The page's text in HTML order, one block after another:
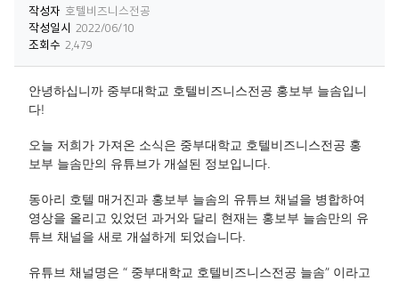
작성자 호텔비즈니스전공
작성일시 2022/06/10
조회수 2,479
안녕하십니까 중부대학교 호텔비즈니스전공 홍보부 늘솜입니
다!
오늘 저희가 가져온 소식은 중부대학교 호텔비즈니스전공 홍
보부 늘솜만의 유튜브가 개설된 정보입니다.
동아리 호텔 매거진과 홍보부 늘솜의 유튜브 채널을 병합하여
영상을 올리고 있었던 과거와 달리 현재는 홍보부 늘솜만의 유
튜브 채널을 새로 개설하게 되었습니다.
유튜브 채널명은 “ 중부대학교 호텔비즈니스전공 늘솜” 이라고